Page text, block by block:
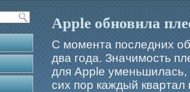
Apple обновила
С момента последних
два года. Значимость
для Apple уменьшилась,
сих пор каждый